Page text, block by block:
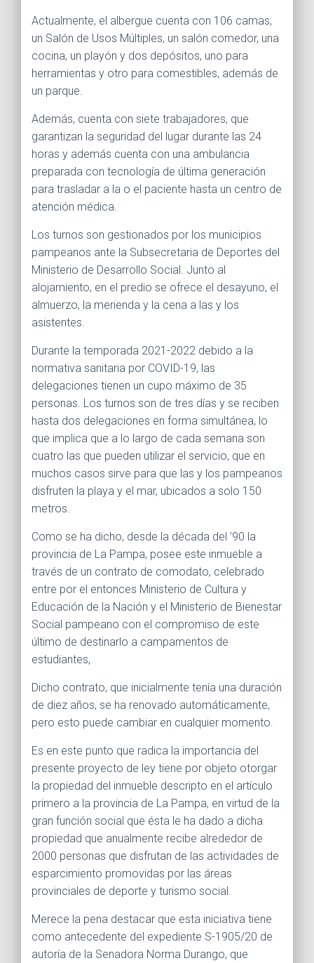
Actualmente, el albergue cuenta con 106 camas,
un Salón de Usos Múltiples, un salón comedor, una
cocina, un playón y dos depósitos, uno para
herramientas y otro para comestibles, además de
un parque.
Además, cuenta con siete trabajadores, que
garantizan la seguridad del lugar durante las 24
horas y además cuenta con una ambulancia
preparada con tecnología de última generación
para trasladar a la o el paciente hasta un centro de
atención médica.
Los turnos son gestionados por los municipios
pampeanos ante la Subsecretaria de Deportes del
Ministerio de Desarrollo Social. Junto al
alojamiento, en el predio se ofrece el desayuno, el
almuerzo, la merienda y la cena a las y los
asistentes.
Durante la temporada 2021-2022 debido a la
normativa sanitaria por COVID-19, las
delegaciones tienen un cupo máximo de 35
personas. Los turnos son de tres días y se reciben
hasta dos delegaciones en forma simultánea, lo
que implica que a lo largo de cada semana son
cuatro las que pueden utilizar el servicio, que en
muchos casos sirve para que las y los pampeanos
disfruten la playa y el mar, ubicados a solo 150
metros.
Como se ha dicho, desde la década del ’90 la
provincia de La Pampa, posee este inmueble a
través de un contrato de comodato, celebrado
entre por el entonces Ministerio de Cultura y
Educación de la Nación y el Ministerio de Bienestar
Social pampeano con el compromiso de este
último de destinarlo a campamentos de
estudiantes,
Dicho contrato, que inicialmente tenía una duración
de diez años, se ha renovado automáticamente,
pero esto puede cambiar en cualquier momento.
Es en este punto que radica la importancia del
presente proyecto de ley tiene por objeto otorgar
la propiedad del inmueble descripto en el artículo
primero a la provincia de La Pampa, en virtud de la
gran función social que ésta le ha dado a dicha
propiedad que anualmente recibe alrededor de
2000 personas que disfrutan de las actividades de
esparcimiento promovidas por las áreas
provinciales de deporte y turismo social.
Merece la pena destacar que esta iniciativa tiene
como antecedente del expediente S-1905/20 de
autoría de la Senadora Norma Durango, que